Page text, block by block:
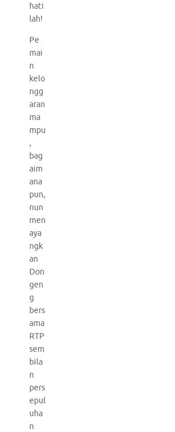
hati
lah!
Pe
mai
n
kelo
ngg
aran
ma
mpu
,
bag
aim
ana
pun,
nun
men
aya
ngk
an
Don
gen
g
bers
ama
RTP
sem
bila
n
pers
epul
uha
n